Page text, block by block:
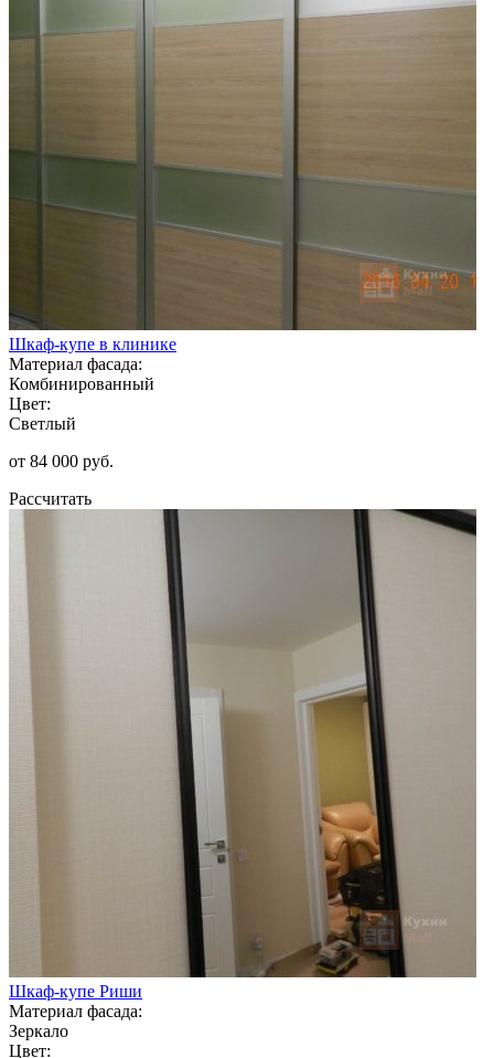
Шкаф-купе в клинике
Материал фасада:
Комбинированный
Цвет:
Светлый
от 84 000 руб.
Рассчитать
Шкаф-купе Риши
Материал фасада:
Зеркало
Цвет: